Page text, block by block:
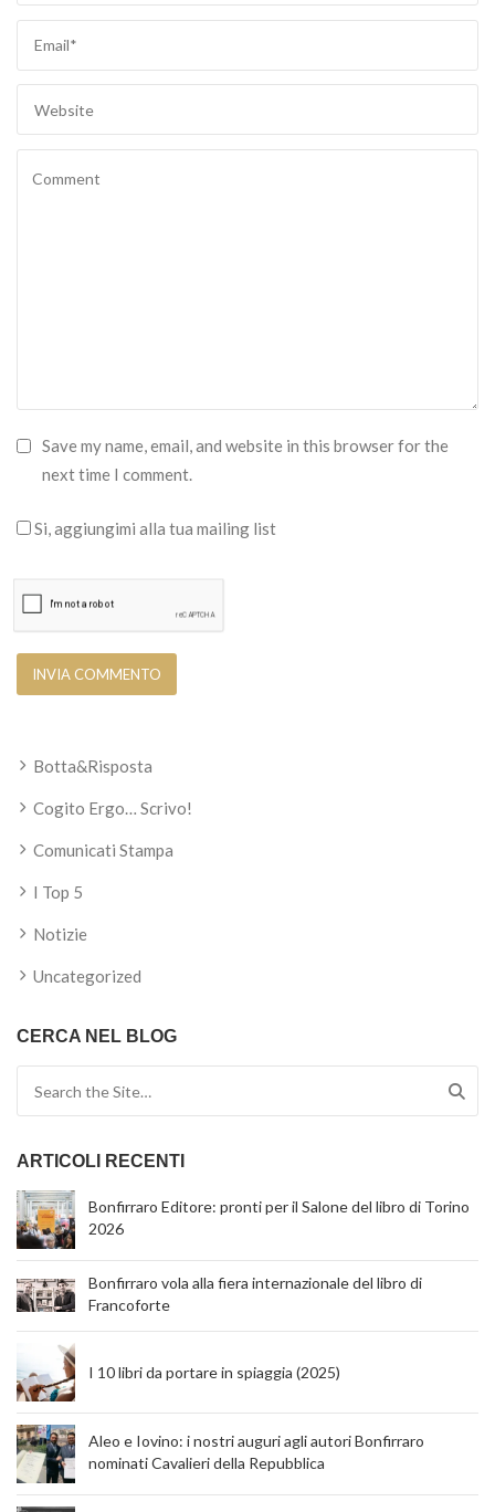
Save my name, email, and website in this browser for the
next time I comment.
Si, aggiungimi alla tua mailing list
Botta&Risposta
Cogito Ergo… Scrivo!
Comunicati Stampa
I Top 5
Notizie
Uncategorized
CERCA NEL BLOG
ARTICOLI RECENTI
Bonfirraro Editore: pronti per il Salone del libro di Torino
2026
Bonfirraro vola alla fiera internazionale del libro di
Francoforte
I 10 libri da portare in spiaggia (2025)
Aleo e Iovino: i nostri auguri agli autori Bonfirraro
nominati Cavalieri della Repubblica